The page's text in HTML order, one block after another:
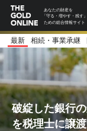
あなたの財産を
「守る・増やす・残す」
ための総合情報サイト
最新 相続・事業承継
破綻した銀行
を税理士に譲